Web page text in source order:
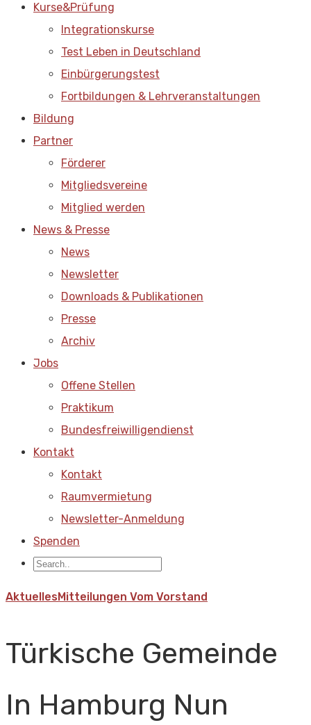
Kurse&Prüfung
Integrationskurse
Test Leben in Deutschland
Einbürgerungstest
Fortbildungen & Lehrveranstaltungen
Bildung
Partner
Förderer
Mitgliedsvereine
Mitglied werden
News & Presse
News
Newsletter
Downloads & Publikationen
Presse
Archiv
Jobs
Offene Stellen
Praktikum
Bundesfreiwilligendienst
Kontakt
Kontakt
Raumvermietung
Newsletter-Anmeldung
Spenden
AktuellesMitteilungen Vom Vorstand
Türkische Gemeinde
In Hamburg Nun